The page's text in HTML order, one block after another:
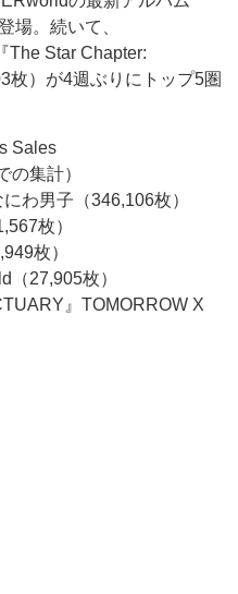
場。続いて、
The Star Chapter:
枚）が4週ぶりにトップ5圏
Sales
の集計）
わ男子（346,106枚）
枚）
枚）
27,905枚）
』TOMORROW X